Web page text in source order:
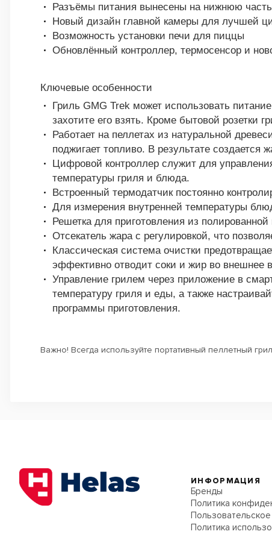
Разъёмы питания вынесены на нижнюю
Новый дизайн главной камеры для лучшей
Возможность установки печи для пиццы
Обновлённый контроллер, термосенсор и
Ключевые особенности
Гриль GMG Trek может использовать
захотите его взять. Кроме бытовой розетки
Работает на пеллетах из натуральной
поджигает топливо. В результате
Цифровой контроллер служит для
температуры гриля и блюда.
Встроенный термодатчик постоянно
Для измерения внутренней температуры
Решетка для приготовления из
Отсекатель жара с регулировкой, что
Классическая система очистки
эффективно отводит соки и жир во внешнее
Управление грилем через приложение в
температуру гриля и еды, а также
программы приготовления.
Важно! Всегда используйте портативный пеллетный
ИНФОРМАЦИЯ
Бренды
Политика
Политика